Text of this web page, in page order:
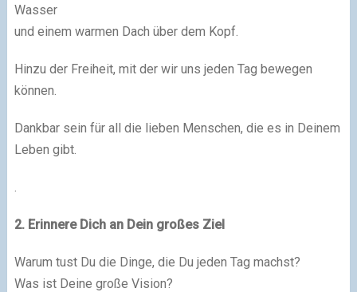
Wasser
und einem warmen Dach über dem Kopf.
Hinzu der Freiheit, mit der wir uns jeden Tag bewegen
können.
Dankbar sein für all die lieben Menschen, die es in Deinem
Leben gibt.
.
2. Erinnere Dich an Dein großes Ziel
Warum tust Du die Dinge, die Du jeden Tag machst?
Was ist Deine große Vision?